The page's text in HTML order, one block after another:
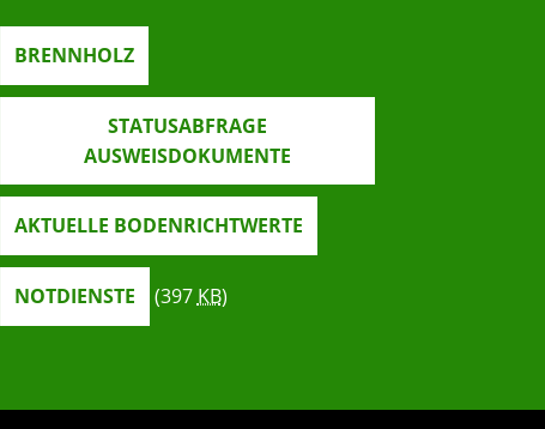
BRENNHOLZ
STATUSABFRAGE
AUSWEISDOKUMENTE
AKTUELLE BODENRICHTWERTE
NOTDIENSTE (397 KB)